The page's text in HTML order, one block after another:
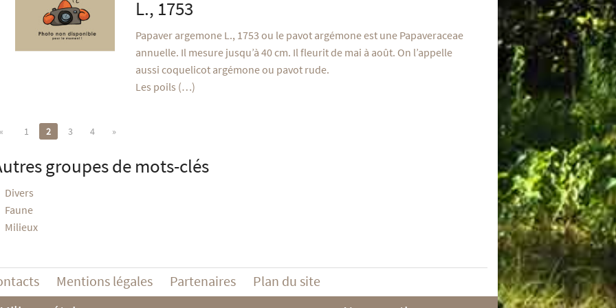
L., 1753
Papaver argemone L., 1753 ou le pavot argémone est une Papaveraceae
annuelle. Il mesure jusqu’à 40 cm. Il fleurit de mai à août. On l’appelle
aussi coquelicot argémone ou pavot rude.
Les poils (…)
« 1 2 3 4 »
groupes de mots-clés
Divers
Faune
Milieux
Mentions légales Partenaires Plan du site